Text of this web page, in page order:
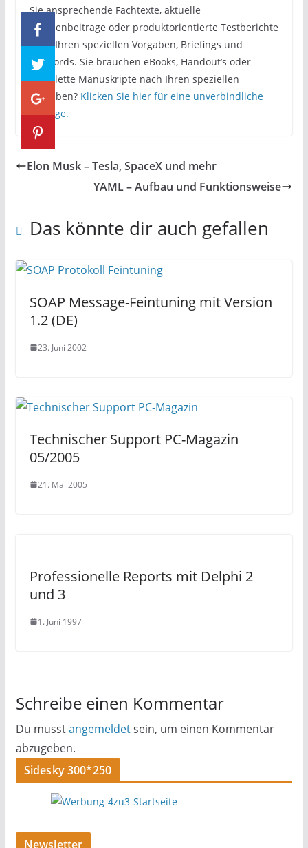
Sie ansprechende Fachtexte, aktuelle
Themenbeitrage oder produktorientierte Testberichte
nach Ihren speziellen Vorgaben, Briefings und
Keywords. Sie brauchen eBooks, Handout’s oder
komplette Manuskripte nach Ihren speziellen
Vorgaben? Klicken Sie hier für eine unverbindliche
Anfrage.
Elon Musk – Tesla, SpaceX und mehr
YAML – Aufbau und Funktionsweise
Das könnte dir auch gefallen
SOAP Message-Feintuning mit Version
1.2 (DE)
23. Juni 2002
Technischer Support PC-Magazin
05/2005
21. Mai 2005
Professionelle Reports mit Delphi 2
und 3
1. Juni 1997
Schreibe einen Kommentar
Du musstangemeldetsein, um einen Kommentar
abzugeben.
Sidesky 300*250
Newsletter